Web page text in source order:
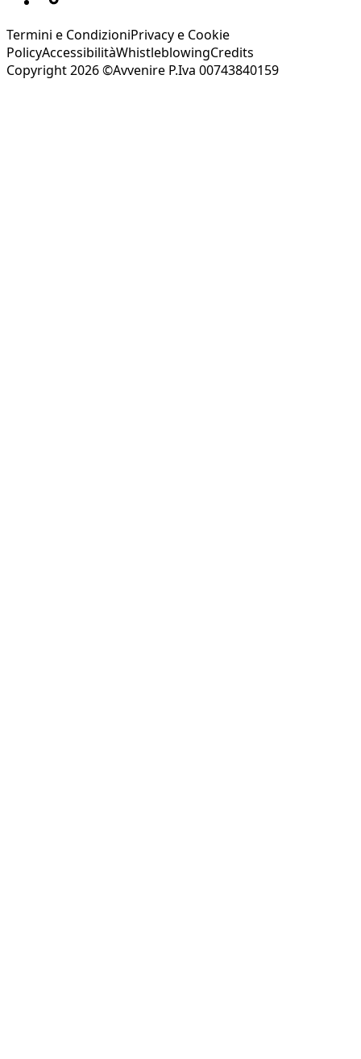
Termini e CondizioniPrivacy e Cookie
PolicyAccessibilitàWhistleblowingCredits
Copyright 2026 ©Avvenire P.Iva 00743840159